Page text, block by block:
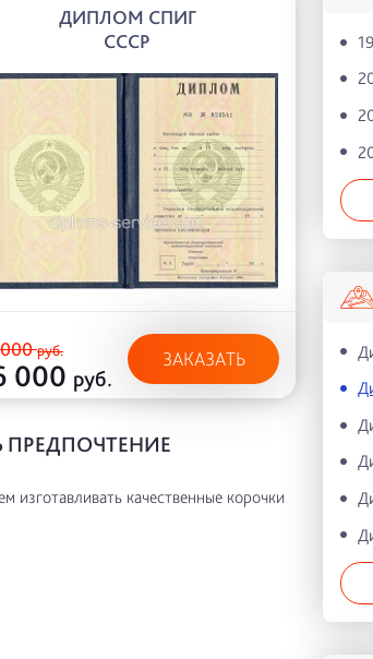
ДИПЛОМ СПИГ
СССР
000руб.
000 руб.
ЗАКАЗАТЬ
изготавливать качественные корочки